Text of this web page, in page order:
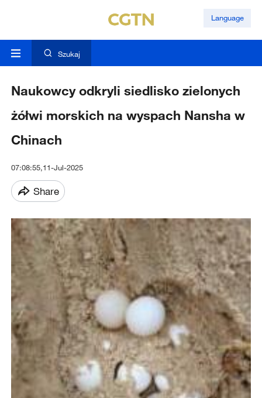
Language
Szukaj
Naukowcy odkryli siedlisko zielonych
żółwi morskich na wyspach Nansha w
Chinach
07:08:55,11-Jul-2025
Share